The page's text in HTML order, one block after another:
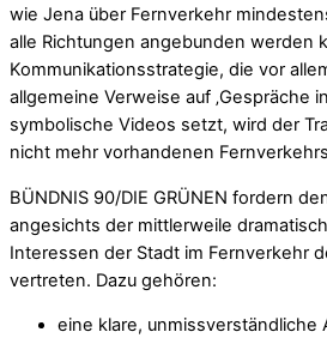
wie Jena über Fernverkehr
alle Richtungen angebunden werden
Kommunikationsstrategie, die vor
allgemeine Verweise auf ‚Gespräche
symbolische Videos setzt, wird der
nicht mehr vorhandenen
BÜNDNIS 90/DIE GRÜNEN fordern
angesichts der mittlerweile
Interessen der Stadt im Fernverkehr
vertreten. Dazu gehören:
eine klare, unmissverständliche